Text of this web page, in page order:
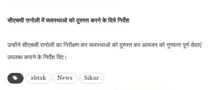
सीएचसी रानोली में व्यवस्थाओ को दुरुस्त करने के दिये निर्देश
उन्होंने सीएचसी रानोली का निरीक्षण कर व्यवस्थाओ को दुरुस्त कर आमजन को गुणवत्ता पूर्ण सेवाएं
उपलब्ध कराने के निर्देश दिए।
abtak News Sikar